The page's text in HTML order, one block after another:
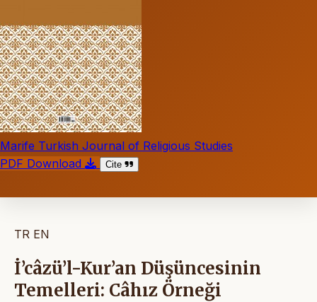
Marife Turkish Journal of Religious Studies
PDF Download
Cite
TR EN
İ’câzü’l-Kur’an Düşüncesinin
Temelleri: Câhız Örneği